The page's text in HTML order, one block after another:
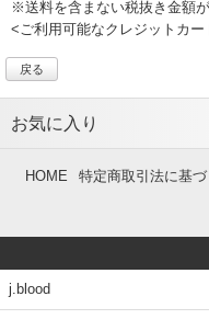
※送料を含まない税抜き金額
<ご利用可能なクレジットカー
戻る
お気に入り
HOME 特定商取引法に基
j.blood